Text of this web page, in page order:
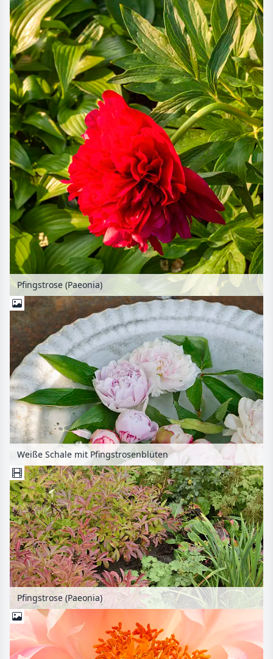
Pfingstrose (Paeonia)
Weiße Schale mit Pfingstrosenblüten
Pfingstrose (Paeonia)